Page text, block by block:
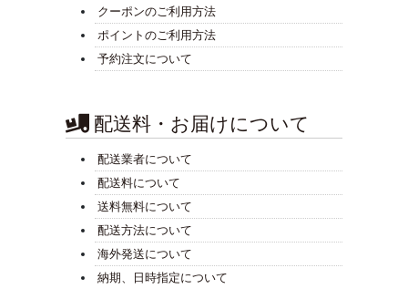
クーポンのご利用方法
ポイントのご利用方法
予約注文について
配送料・お届けについて
配送業者について
配送料について
送料無料について
配送方法について
海外発送について
納期、日時指定について